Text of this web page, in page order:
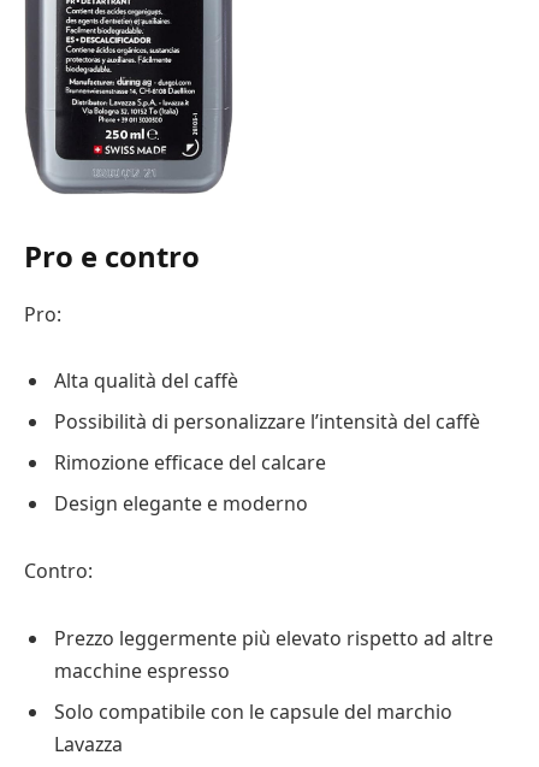
Pro e contro
Pro:
Alta qualità del caffè
Possibilità di personalizzare l’intensità del caffè
Rimozione efficace del calcare
Design elegante e moderno
Contro:
Prezzo leggermente più elevato rispetto ad altre
macchine espresso
Solo compatibile con le capsule del marchio
Lavazza